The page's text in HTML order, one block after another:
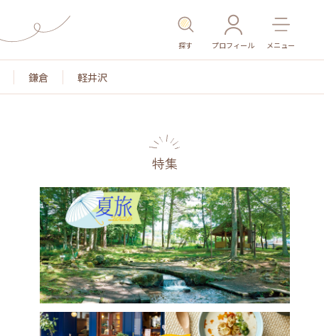
探す プロフィール メニュー
鎌倉 軽井沢
名所・旧跡 温泉・スパ その他施設 ごはん
特集